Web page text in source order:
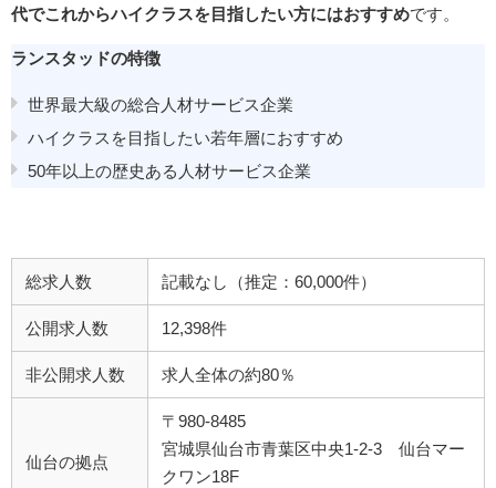
代でこれからハイクラスを目指したい方にはおすすめです。
ランスタッドの特徴
世界最大級の総合人材サービス企業
ハイクラスを目指したい若年層におすすめ
50年以上の歴史ある人材サービス企業
総求人数 記載なし（推定：60,000件）
公開求人数 12,398件
非公開求人数 求人全体の約80％
仙台の拠点
〒980-8485
宮城県仙台市青葉区中央1-2-3 仙台マー
クワン18F